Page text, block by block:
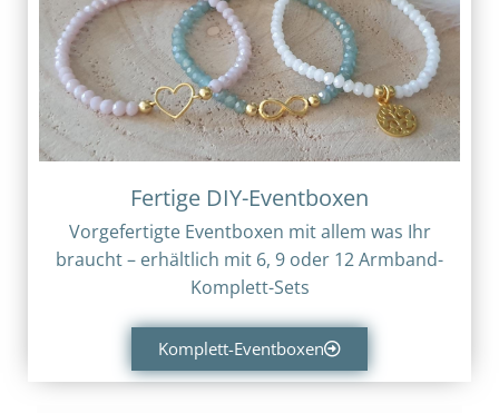
Fertige DIY-Eventboxen
Vorgefertigte Eventboxen mit allem was Ihr
braucht – erhältlich mit 6, 9 oder 12 Armband-
Komplett-Sets
Komplett-Eventboxen